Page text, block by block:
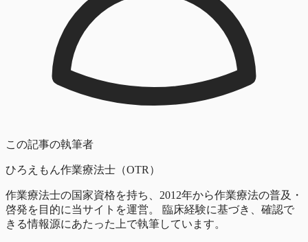
この記事の執筆者
ひろえもん作業療法士（OTR）
作業療法士の国家資格を持ち、2012年から作業療法の普及・
啓発を目的に当サイトを運営。 臨床経験に基づき、確認で
きる情報源にあたった上で執筆しています。